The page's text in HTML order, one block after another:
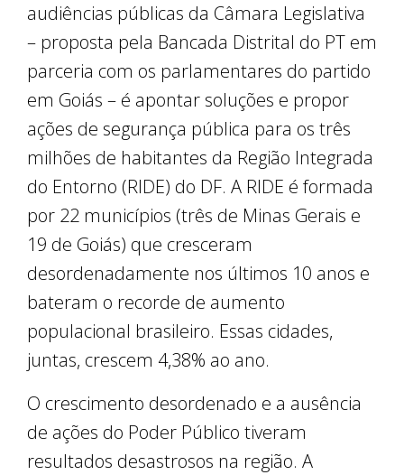
audiências públicas da Câmara Legislativa
– proposta pela Bancada Distrital do PT em
parceria com os parlamentares do partido
em Goiás – é apontar soluções e propor
ações de segurança pública para os três
milhões de habitantes da Região Integrada
do Entorno (RIDE) do DF. A RIDE é formada
por 22 municípios (três de Minas Gerais e
19 de Goiás) que cresceram
desordenadamente nos últimos 10 anos e
bateram o recorde de aumento
populacional brasileiro. Essas cidades,
juntas, crescem 4,38% ao ano.
O crescimento desordenado e a ausência
de ações do Poder Público tiveram
resultados desastrosos na região. A